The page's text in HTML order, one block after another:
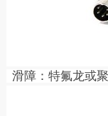
滑障：特氟龙或